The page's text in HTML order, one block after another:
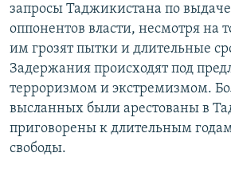
запросы Таджикистана по
оппонентов власти, несмотря на
им грозят пытки и длительные
Задержания происходят под
терроризмом и экстремизмом.
высланных были арестованы в
приговорены к длительным
свободы.